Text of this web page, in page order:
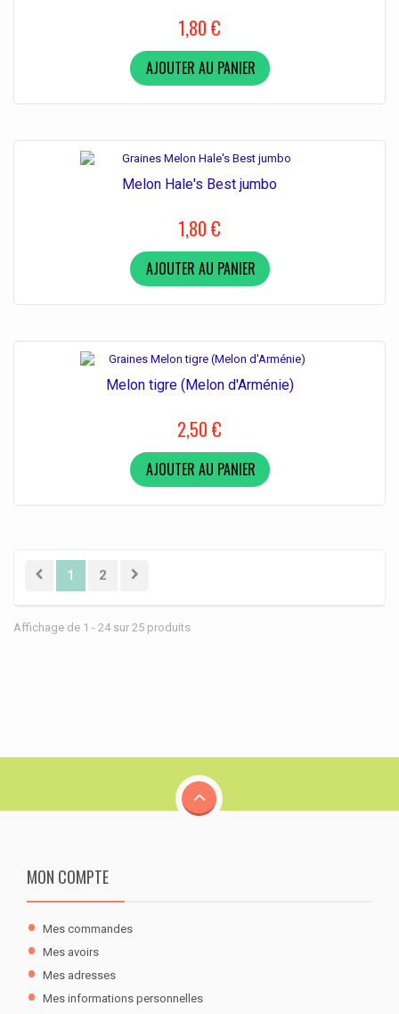
1,80 €
AJOUTER AU PANIER
Melon Hale's Best jumbo
1,80 €
AJOUTER AU PANIER
Melon tigre (Melon d'Arménie)
2,50 €
AJOUTER AU PANIER
1 2
Affichage de 1 - 24 sur 25 produits
MON COMPTE
Mes commandes
Mes avoirs
Mes adresses
Mes informations personnelles